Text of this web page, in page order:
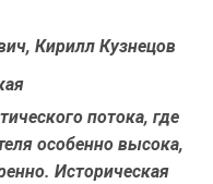
Кирилл Кузнецов
потока, где
особенно высока,
Историческая